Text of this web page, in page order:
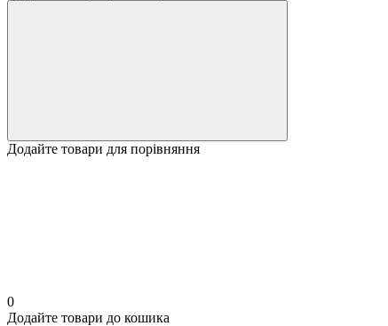
Додайте товари для порівняння
0
Додайте товари до кошика